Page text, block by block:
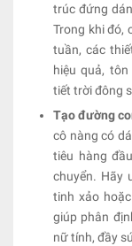
trúc đứng
Trong khi đó,
tuần, các
hiệu quả,
tiết trời đông
Tạo đường
cô nàng có
tiêu hàng
chuyển. Hãy
tinh xảo
giúp phân
nữ tính, đầy